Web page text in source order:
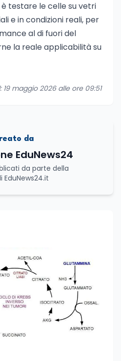
testare le celle su vetri
e in condizioni reali, per
al di fuori del
la reale applicabilità su
19 maggio 2026 alle ore 09:51
da
EduNews24
da parte della
EduNews24.it